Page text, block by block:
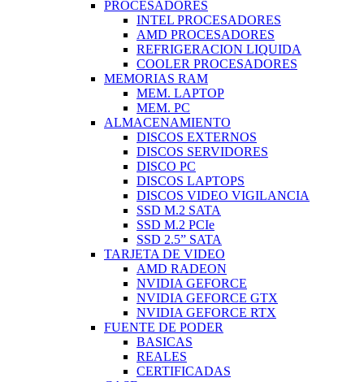
PROCESADORES
INTEL PROCESADORES
AMD PROCESADORES
REFRIGERACION LIQUIDA
COOLER PROCESADORES
MEMORIAS RAM
MEM. LAPTOP
MEM. PC
ALMACENAMIENTO
DISCOS EXTERNOS
DISCOS SERVIDORES
DISCO PC
DISCOS LAPTOPS
DISCOS VIDEO VIGILANCIA
SSD M.2 SATA
SSD M.2 PCIe
SSD 2.5” SATA
TARJETA DE VIDEO
AMD RADEON
NVIDIA GEFORCE
NVIDIA GEFORCE GTX
NVIDIA GEFORCE RTX
FUENTE DE PODER
BASICAS
REALES
CERTIFICADAS